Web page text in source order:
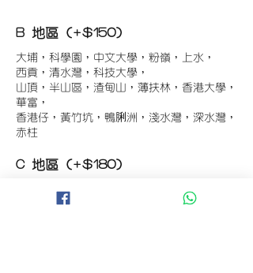
B 地區 (+$150)
大埔，科學園，中文大學，粉嶺，上水，
西貢，清水灣，科技大學，
山頂，半山區，渣甸山，薄扶林，香港大學，
華富，
香港仔，黃竹坑，鴨脷洲，淺水灣，深水灣，
赤柱
C 地區 (+$180)
東涌，珀麗灣(馬灣)，南灣，
將軍澳工業區，大埔工業區，